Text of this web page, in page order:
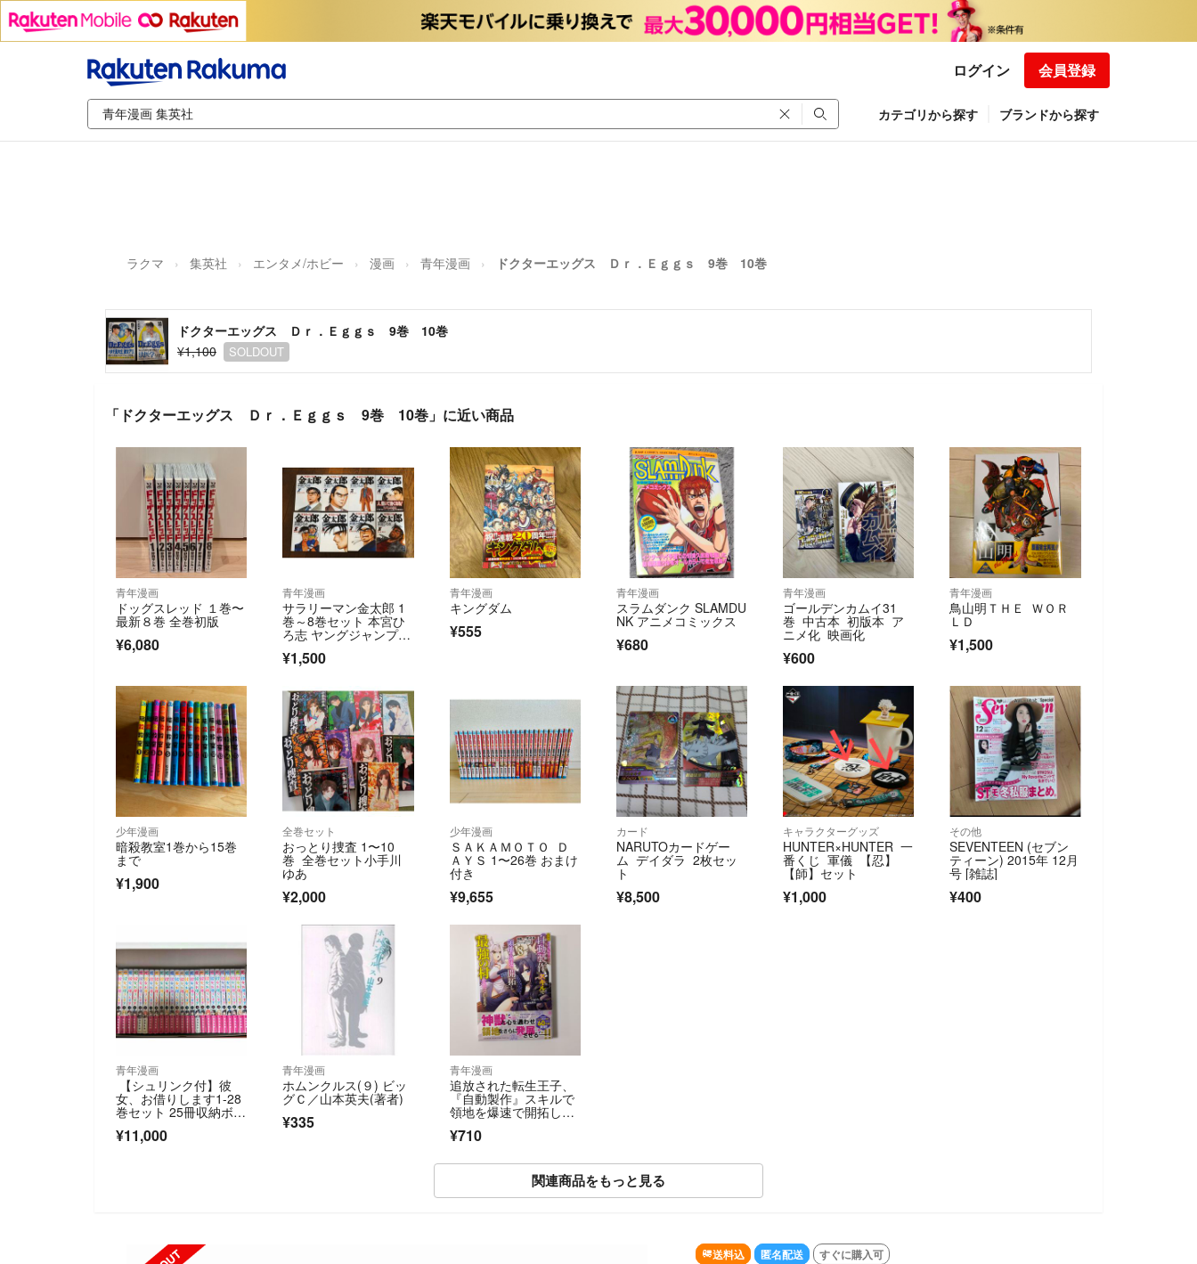
ログイン 会員登録
カテゴリから探す ブランドから探す
ラクマ 集英社 エンタメ/ホビー 漫画 青年漫画 ドクターエッグス Ｄｒ．Ｅｇｇｓ 9巻 10巻
ドクターエッグス Ｄｒ．Ｅｇｇｓ 9巻 10巻
¥1,100
SOLDOUT
「ドクターエッグス Ｄｒ．Ｅｇｇｓ 9巻 10巻」に近い商品
青年漫画
ドッグスレッド １巻〜
最新８巻 全巻初版
¥6,080
青年漫画
サラリーマン金太郎 1
巻～8巻セット 本宮ひ
ろ志 ヤングジャンプコ
ミックス
¥1,500
青年漫画
キングダム
¥555
青年漫画
スラムダンク SLAMDU
NK アニメコミックス
¥680
青年漫画
ゴールデンカムイ31
巻 中古本 初版本 ア
ニメ化 映画化
¥600
青年漫画
鳥山明ＴＨＥ ＷＯＲ
ＬＤ
¥1,500
少年漫画
暗殺教室1巻から15巻
まで
¥1,900
全巻セット
おっとり捜査 1〜10
巻 全巻セット小手川
ゆあ
¥2,000
少年漫画
ＳＡＫＡＭＯＴＯ Ｄ
ＡＹＳ 1〜26巻 おまけ
付き
¥9,655
カード
NARUTOカードゲー
ム デイダラ 2枚セッ
ト
¥8,500
キャラクターグッズ
HUNTER×HUNTER 一
番くじ 軍儀 【忍】
【師】セット
¥1,000
その他
SEVENTEEN (セブン
ティーン) 2015年 12月
号 [雑誌]
¥400
青年漫画
【シュリンク付】彼
女、お借りします1-28
巻セット 25冊収納ボッ
¥11,000
青年漫画
ホムンクルス(９) ビッ
グＣ／山本英夫(著者)
¥335
青年漫画
追放された転生王子、
『自動製作』スキルで
領地を爆速で開拓し最
⑧ダイチ/熊乃げん骨
¥710
関連商品をもっと見る
SOLD OUT
送料込 匿名配送 すぐに購入可